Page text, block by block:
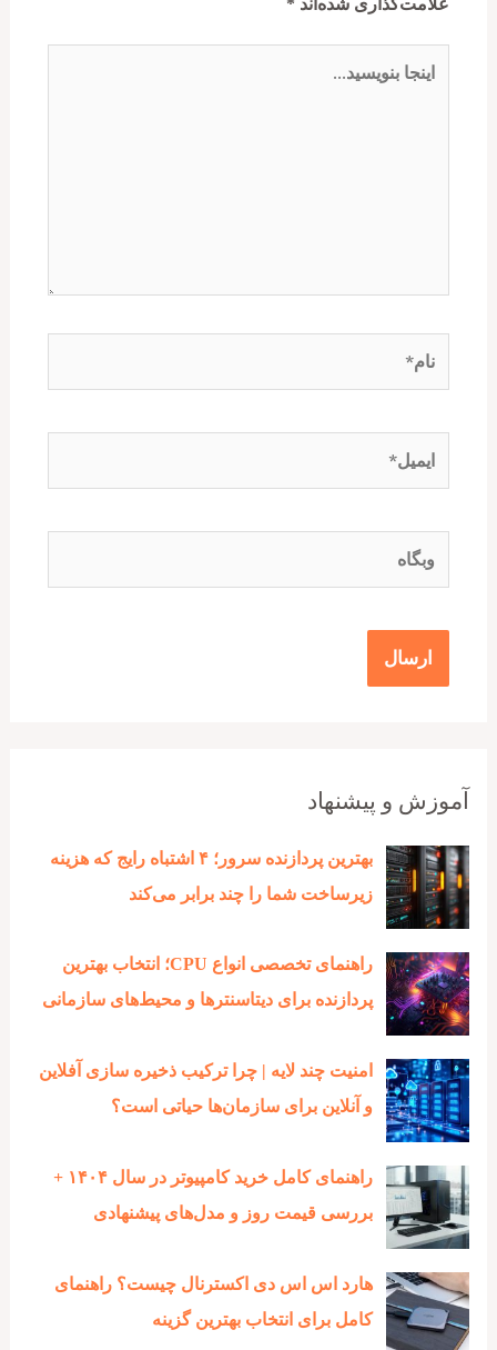
علامت‌گذاری شده‌اند *
بنویسید…
آموزش و پیشنهاد
بهترین پردازنده‌ سرور؛ ۴ اشتباه رایج که هزینه
زیرساخت شما را چند برابر می‌کند
راهنمای تخصصی انواع CPU؛ انتخاب بهترین
پردازنده برای دیتاسنترها و محیط‌های سازمانی
امنیت چند لایه | چرا ترکیب ذخیره‌ سازی آفلاین
و آنلاین برای سازمان‌ها حیاتی است؟
راهنمای کامل خرید کامپیوتر در سال ۱۴۰۴ +
بررسی قیمت روز و مدل‌های پیشنهادی
هارد اس اس دی اکسترنال چیست؟ راهنمای
کامل برای انتخاب بهترین گزینه